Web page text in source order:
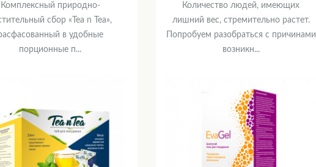
Комплексный природно-
сбор «Tea n Tea»,
в удобные
порционные п...
Количество людей, имеющих
лишний вес, стремительно растет.
Попробуем разобраться с причинами
возникн...